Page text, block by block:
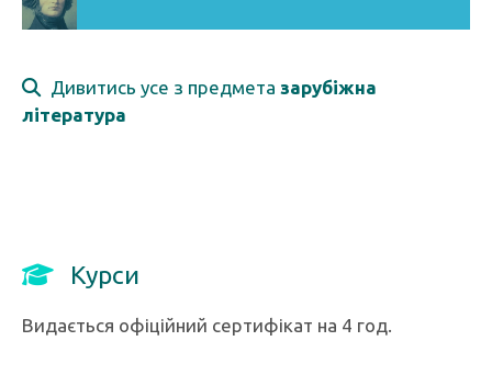
Дивитись усе з предмета зарубіжна
література
Курси
Видається офіційний сертифікат на 4 год.